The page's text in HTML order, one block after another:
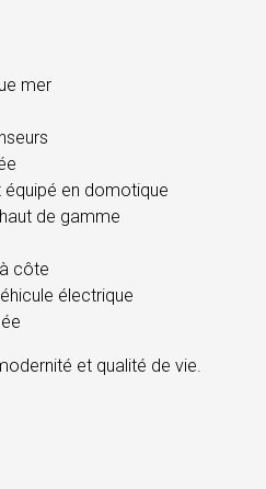
mer
en domotique
de gamme
côte
électrique
et qualité de vie.